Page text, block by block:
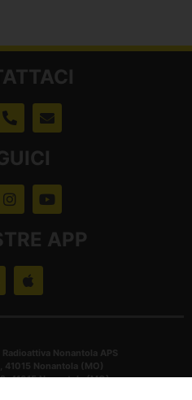
APP
Nonantola APS
41015 Nonantola (MO)
41015 Nonantola (MO)